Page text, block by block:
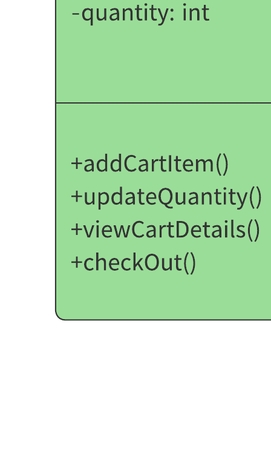
各機能に追加すべき内容を把握し、スケジュールに合
テンプレートを開き、ユースケースに合わせてカスタマイズ
可能なドメインオブジェクトモデルの例を詳しく確認してみ
関連テンプレート